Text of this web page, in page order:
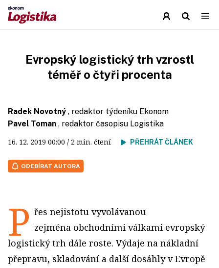
Evropský logistický trh vzrostl
téměř o čtyři procenta
Radek Novotný , redaktor týdeníku Ekonom
Pavel Toman , redaktor časopisu Logistika
16. 12. 2019 00:00 / 2 min. čtení PŘEHRÁT ČLÁNEK
ODEBÍRAT AUTORA
P řes nejistotu vyvolávanou
zejména obchodními válkami evropský
logistický trh dále roste. Výdaje na nákladní
přepravu, skladování a další dosáhly v Evropě